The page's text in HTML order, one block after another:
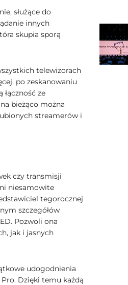
służące do
innych
skupia sporą
telewizorach
po zeskanowaniu
ze
bieżąco można
streamerów i
czy transmisji
niesamowite
tegorocznej
szczegółów
Pozwoli ona
jak i jasnych
udogodnienia
Dzięki temu każdą